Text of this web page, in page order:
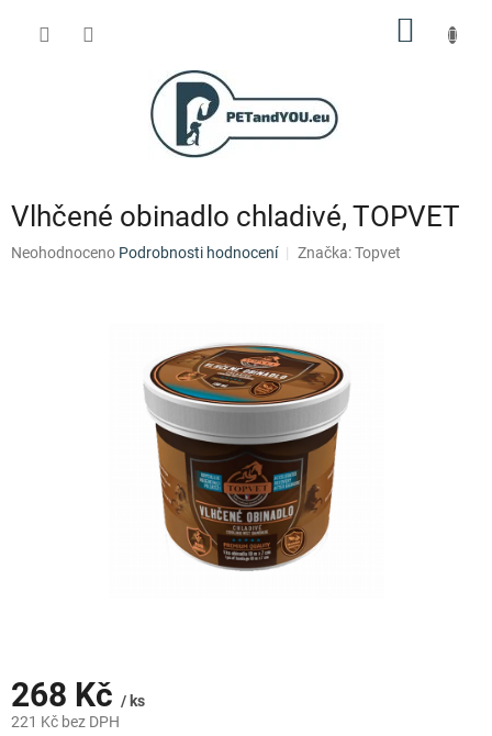
Vlhčené obinadlo chladivé, TOPVET
Průměrné
Neohodnoceno Podrobnosti hodnocení Značka:Topvet
268 Kč / ks
221 Kč bez DPH